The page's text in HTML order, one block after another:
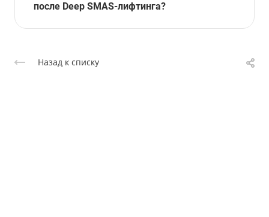
после Deep SMAS-лифтинга?
Назад к списку